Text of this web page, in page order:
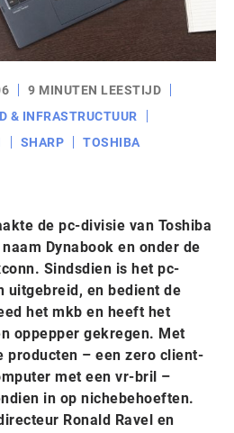
9 MINUTEN LEESTIJD
& INFRASTRUCTUUR
SHARP TOSHIBA
de pc-divisie van Toshiba
Dynabook en onder de
Sindsdien is het pc-
uitgebreid, en bedient de
het mkb en heeft het
oppepper gekregen. Met
producten – een zero client-
met een vr-bril –
in op nichebehoeften.
Ronald Ravel en